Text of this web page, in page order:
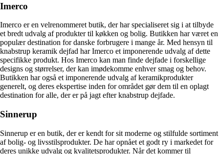
Imerco
Imerco er en velrenommeret butik, der har specialiseret sig i at tilbyde
et bredt udvalg af produkter til køkken og bolig. Butikken har været en
populær destination for danske forbrugere i mange år. Med hensyn til
knabstrup keramik dejfad har Imerco et imponerende udvalg af dette
specifikke produkt. Hos Imerco kan man finde dejfade i forskellige
designs og størrelser, der kan imødekomme enhver smag og behov.
Butikken har også et imponerende udvalg af keramikprodukter
generelt, og deres ekspertise inden for området gør dem til en oplagt
destination for alle, der er på jagt efter knabstrup dejfade.
Sinnerup
Sinnerup er en butik, der er kendt for sit moderne og stilfulde sortiment
af bolig- og livsstilsprodukter. De har opnået et godt ry i markedet for
deres unikke udvalg og kvalitetsprodukter. Når det kommer til